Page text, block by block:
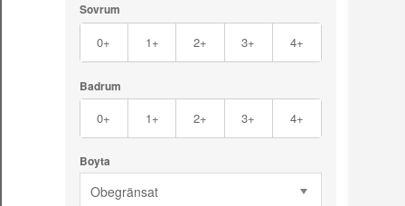
Sovrum
0+ 1+ 2+ 3+ 4+
Badrum
0+ 1+ 2+ 3+ 4+
Boyta
Obegränsat